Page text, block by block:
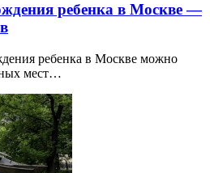
ребенка в Москве —
ребенка в Москве можно
мест…